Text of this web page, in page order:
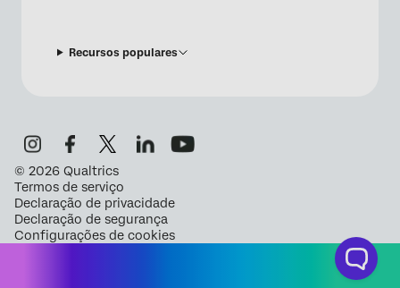
Recursos populares
© 2026 Qualtrics
Termos de serviço
Declaração de privacidade
Declaração de segurança
Configurações de cookies